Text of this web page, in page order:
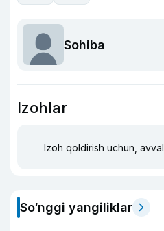
Sohiba
Izohlar
Izoh qoldirish uchun, avval
So‘nggi yangiliklar